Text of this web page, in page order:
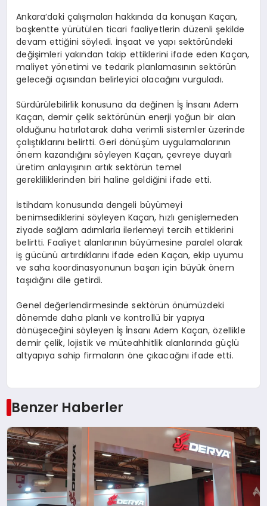
Ankara’daki çalışmaları hakkında da konuşan Kaçan,
başkentte yürütülen ticari faaliyetlerin düzenli şekilde
devam ettiğini söyledi. İnşaat ve yapı sektöründeki
değişimleri yakından takip ettiklerini ifade eden Kaçan,
maliyet yönetimi ve tedarik planlamasının sektörün
geleceği açısından belirleyici olacağını vurguladı.
Sürdürülebilirlik konusuna da değinen İş İnsanı Adem
Kaçan, demir çelik sektörünün enerji yoğun bir alan
olduğunu hatırlatarak daha verimli sistemler üzerinde
çalıştıklarını belirtti. Geri dönüşüm uygulamalarının
önem kazandığını söyleyen Kaçan, çevreye duyarlı
üretim anlayışının artık sektörün temel
gerekliliklerinden biri haline geldiğini ifade etti.
İstihdam konusunda dengeli büyümeyi
benimsediklerini söyleyen Kaçan, hızlı genişlemeden
ziyade sağlam adımlarla ilerlemeyi tercih ettiklerini
belirtti. Faaliyet alanlarının büyümesine paralel olarak
iş gücünü artırdıklarını ifade eden Kaçan, ekip uyumu
ve saha koordinasyonunun başarı için büyük önem
taşıdığını dile getirdi.
Genel değerlendirmesinde sektörün önümüzdeki
dönemde daha planlı ve kontrollü bir yapıya
dönüşeceğini söyleyen İş İnsanı Adem Kaçan, özellikle
demir çelik, lojistik ve müteahhitlik alanlarında güçlü
altyapıya sahip firmaların öne çıkacağını ifade etti.
Benzer Haberler